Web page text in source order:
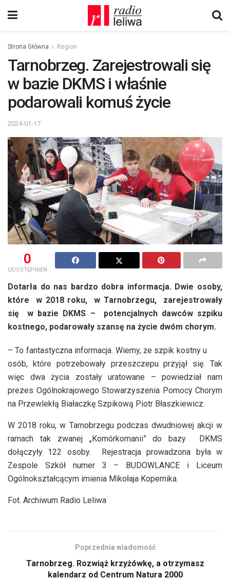
Strona Główna Region
Tarnobrzeg. Zarejestrowali się
w bazie DKMS i właśnie
podarowali komuś życie
2024-01-17
0
UDOSTĘPNIEŃ
Dotarła do nas bardzo dobra informacja. Dwie osoby,
które w 2018 roku, w Tarnobrzegu, zarejestrowały
się w bazie DKMS – potencjalnych dawców szpiku
kostnego, podarowały szansę na życie dwóm chorym.
– To fantastyczna informacja. Wiemy, że szpik kostny u
osób, które potrzebowały przeszczepu przyjął się. Tak
więc dwa życia zostały uratowane – powiedział nam
prezes Ogólnokrajowego Stowarzyszenia Pomocy Chorym
na Przewlekłą Białaczkę Szpikową Piotr Błaszkiewicz.
W 2018 roku, w Tarnobrzegu podczas dwudniowej akcji w
ramach tak zwanej „Komórkomanii” do bazy DKMS
dołączyły 122 osoby. Rejestracja prowadzona była w
Zespole Szkół numer 3 – BUDOWLANCE i Liceum
Ogólnokształcącym imienia Mikołaja Kopernika.
Fot. Archiwum Radio Leliwa
Poprzednia wiadomość
Tarnobrzeg. Rozwiąż krzyżówkę, a otrzymasz
kalendarz od Centrum Natura 2000